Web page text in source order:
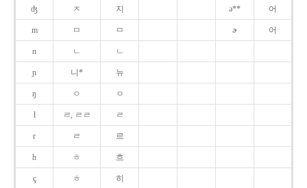
ʤ ㅈ 지 ə** 어
m ㅁ ㅁ ɚ 어
n ㄴ ㄴ
ɲ 니* 뉴
ŋ ㅇ ㅇ
l ㄹ, ㄹㄹ ㄹ
r ㄹ 르
h ㅎ 흐
ç ㅎ 히